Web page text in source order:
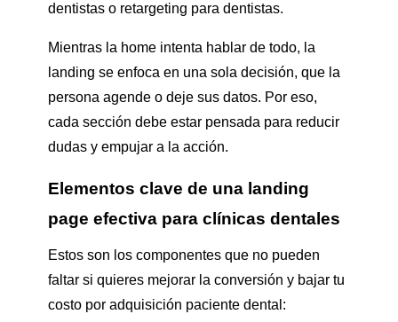
dentistas o retargeting para dentistas.
Mientras la home intenta hablar de todo, la
landing se enfoca en una sola decisión, que la
persona agende o deje sus datos. Por eso,
cada sección debe estar pensada para reducir
dudas y empujar a la acción.
Elementos clave de una landing
page efectiva para clínicas dentales
Estos son los componentes que no pueden
faltar si quieres mejorar la conversión y bajar tu
costo por adquisición paciente dental: